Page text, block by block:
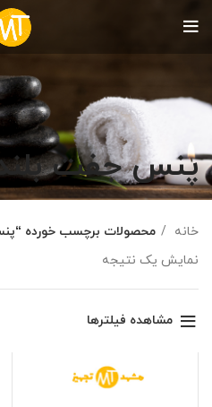
پنس جفت
خانه
محصولات برچسب خورده
نمایش یک نتیجه
مشاهده فیلترها